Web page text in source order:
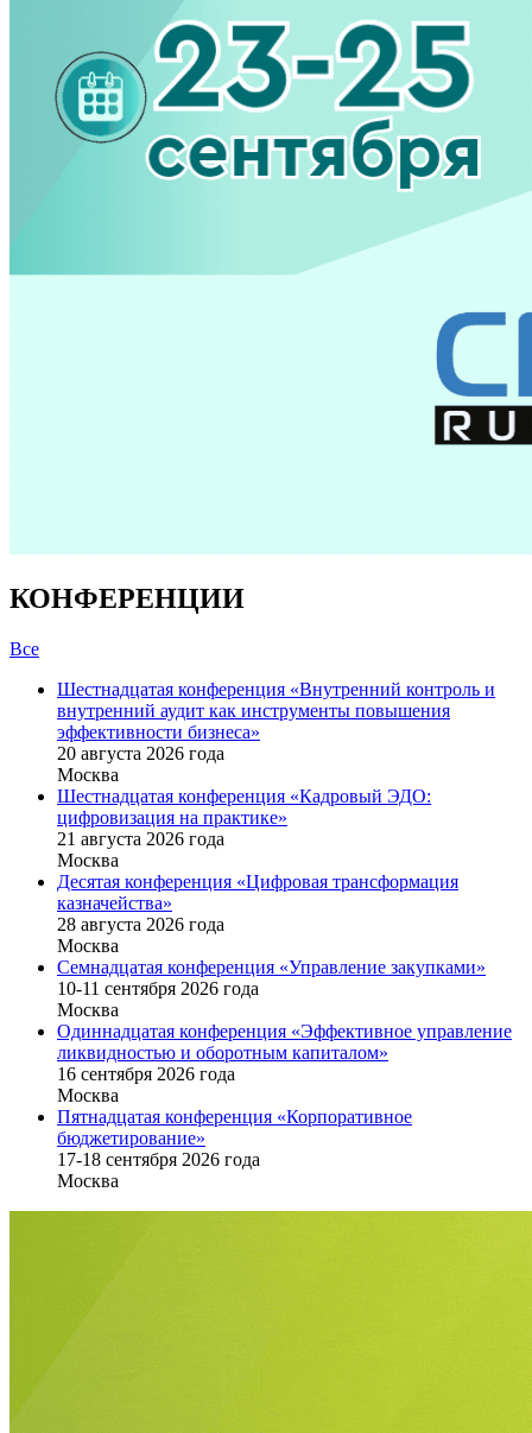
КОНФЕРЕНЦИИ
Все
Шестнадцатая конференция «Внутренний контроль и
внутренний аудит как инструменты повышения
эффективности бизнеса»
20 августа 2026 года
Москва
Шестнадцатая конференция «Кадровый ЭДО:
цифровизация на практике»
21 августа 2026 года
Москва
Десятая конференция «Цифровая трансформация
казначейства»
28 августа 2026 года
Москва
Семнадцатая конференция «Управление закупками»
10-11 сентября 2026 года
Москва
Одиннадцатая конференция «Эффективное управление
ликвидностью и оборотным капиталом»
16 cентября 2026 года
Москва
Пятнадцатая конференция «Корпоративное
бюджетирование»
17-18 сентября 2026 года
Москва